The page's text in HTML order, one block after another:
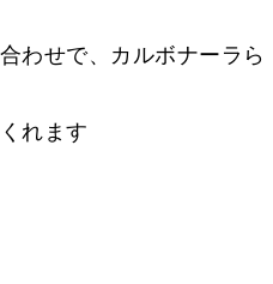
わせで、カルボナーラら
れます